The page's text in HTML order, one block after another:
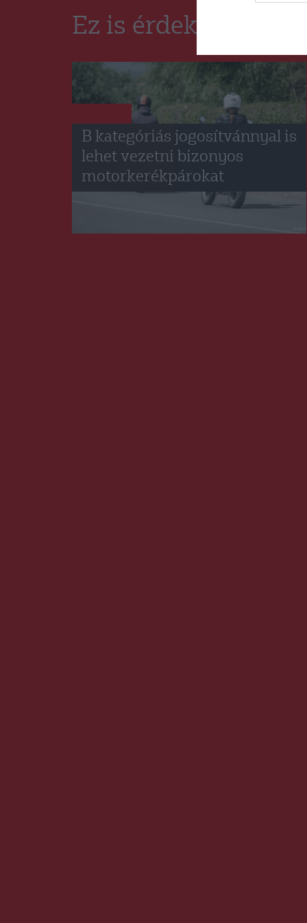
Ez is érdekelheti
B kategóriás jogosítvánnyal is
lehet vezetni bizonyos
motorkerékpárokat